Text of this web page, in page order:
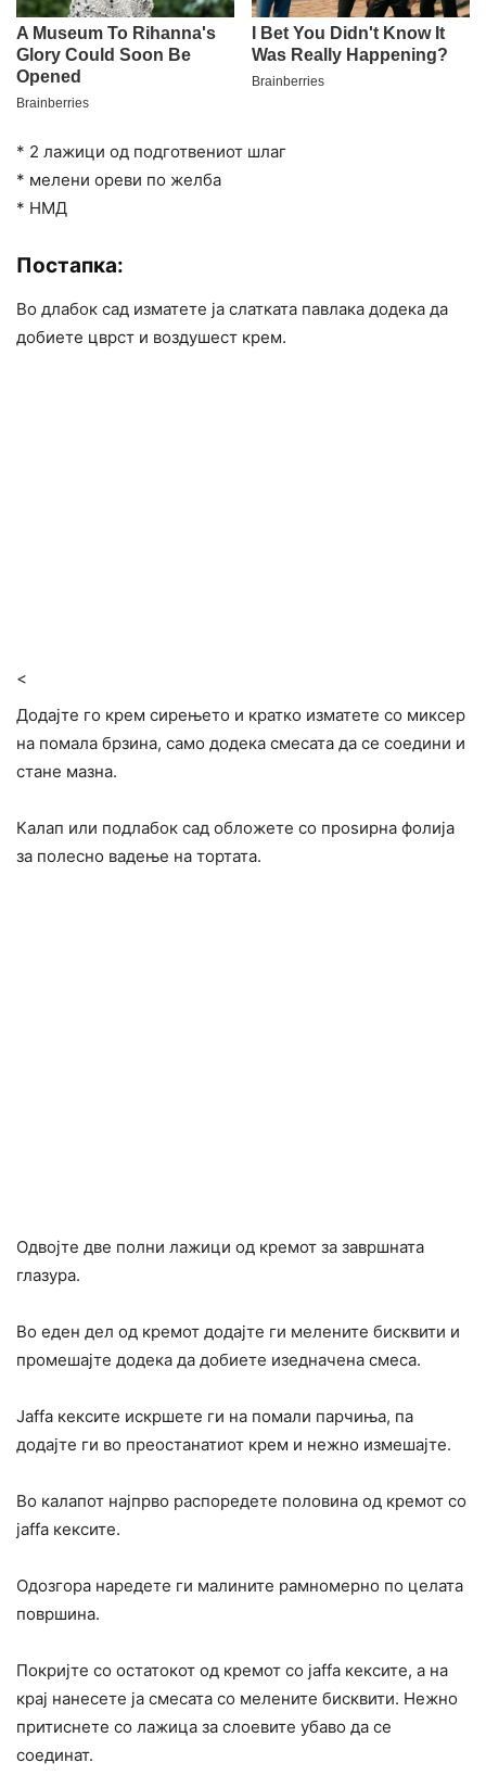
* 2 лажици од подготвениот шлаг
* мелени ореви по желба
* НМД
Постапка:
Во длабок сад изматете ја слатката павлака додека да
добиете цврст и воздушест крем.
<
Додајте го крем сирењето и кратко изматете со миксер
на помала брзина, само додека смесата да се соедини и
стане мазна.
Калап или подлабок сад обложете со проѕирна фолија
за полесно вадење на тортата.
Одвојте две полни лажици од кремот за завршната
глазура.
Во еден дел од кремот додајте ги мелените бисквити и
промешајте додека да добиете изедначена смеса.
Јaffa кексите искршете ги на помали парчиња, па
додајте ги во преостанатиот крем и нежно измешајте.
Во калапот најпрво распоредете половина од кремот со
јaffa кексите.
Одозгора наредете ги малините рамномерно по целата
површина.
Покријте со остатокот од кремот со јaffa кексите, а на
крај нанесете ја смесата со мелените бисквити. Нежно
притиснете со лажица за слоевите убаво да се
соединат.